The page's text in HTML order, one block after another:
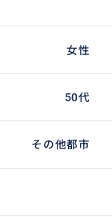
女性
50代
その他都市